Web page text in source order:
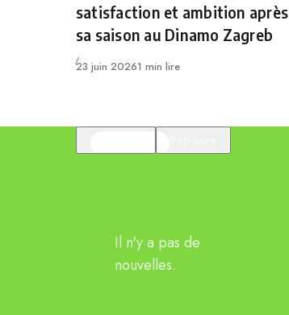
satisfaction et ambition après
sa saison au Dinamo Zagreb
Publié
23 juin 20261 min lire
Il n'y a pas de
nouvelles.